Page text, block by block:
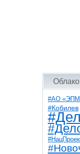
Облако
#АО
#Кобилев